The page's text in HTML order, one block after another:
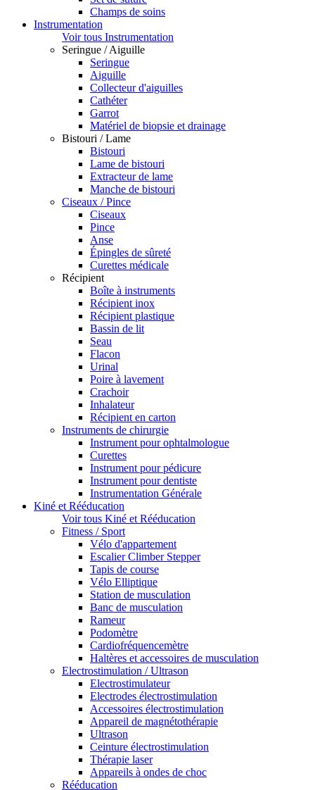
Champs de soins
Instrumentation
Voir tous Instrumentation
Seringue / Aiguille
Seringue
Aiguille
Collecteur d'aiguilles
Cathéter
Garrot
Matériel de biopsie et drainage
Bistouri / Lame
Bistouri
Lame de bistouri
Extracteur de lame
Manche de bistouri
Ciseaux / Pince
Ciseaux
Pince
Anse
Épingles de sûreté
Curettes médicale
Récipient
Boîte à instruments
Récipient inox
Récipient plastique
Bassin de lit
Seau
Flacon
Urinal
Poire à lavement
Crachoir
Inhalateur
Récipient en carton
Instruments de chirurgie
Instrument pour ophtalmologue
Curettes
Instrument pour pédicure
Instrument pour dentiste
Instrumentation Générale
Kiné et Rééducation
Voir tous Kiné et Rééducation
Fitness / Sport
Vélo d'appartement
Escalier Climber Stepper
Tapis de course
Vélo Elliptique
Station de musculation
Banc de musculation
Rameur
Podomètre
Cardiofréquencemètre
Haltères et accessoires de musculation
Electrostimulation / Ultrason
Electrostimulateur
Electrodes électrostimulation
Accessoires électrostimulation
Appareil de magnétothérapie
Ultrason
Ceinture électrostimulation
Thérapie laser
Appareils à ondes de choc
Rééducation